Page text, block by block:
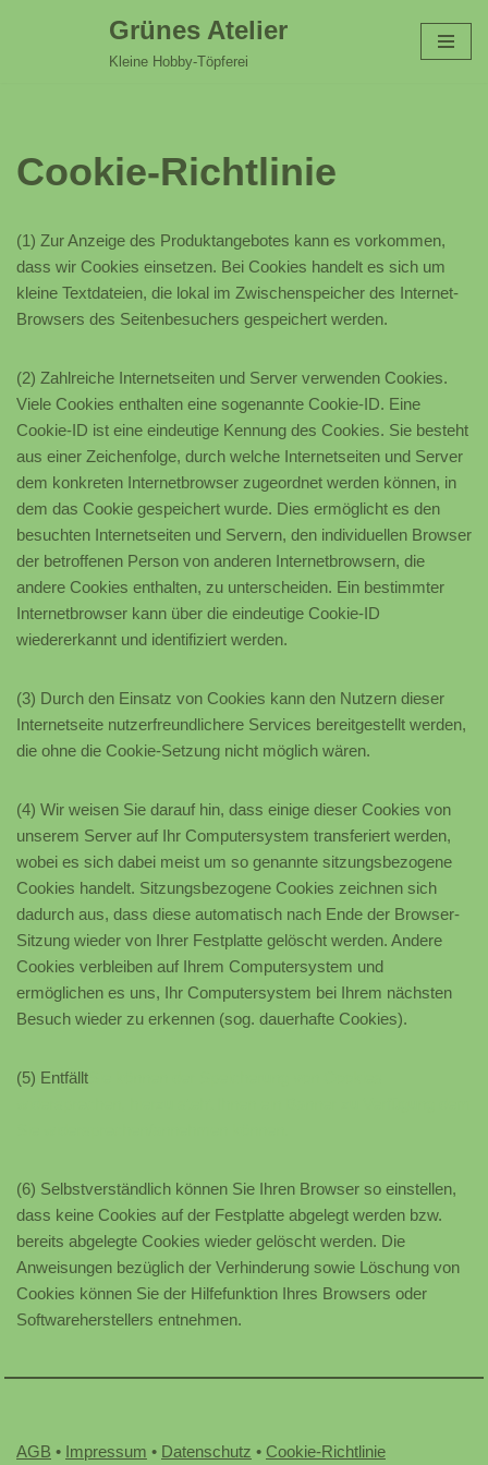
Grünes Atelier
Kleine Hobby-Töpferei
Cookie-Richtlinie
(1) Zur Anzeige des Produktangebotes kann es vorkommen,
dass wir Cookies einsetzen. Bei Cookies handelt es sich um
kleine Textdateien, die lokal im Zwischenspeicher des Internet-
Browsers des Seitenbesuchers gespeichert werden.
(2) Zahlreiche Internetseiten und Server verwenden Cookies.
Viele Cookies enthalten eine sogenannte Cookie-ID. Eine
Cookie-ID ist eine eindeutige Kennung des Cookies. Sie besteht
aus einer Zeichenfolge, durch welche Internetseiten und Server
dem konkreten Internetbrowser zugeordnet werden können, in
dem das Cookie gespeichert wurde. Dies ermöglicht es den
besuchten Internetseiten und Servern, den individuellen Browser
der betroffenen Person von anderen Internetbrowsern, die
andere Cookies enthalten, zu unterscheiden. Ein bestimmter
Internetbrowser kann über die eindeutige Cookie-ID
wiedererkannt und identifiziert werden.
(3) Durch den Einsatz von Cookies kann den Nutzern dieser
Internetseite nutzerfreundlichere Services bereitgestellt werden,
die ohne die Cookie-Setzung nicht möglich wären.
(4) Wir weisen Sie darauf hin, dass einige dieser Cookies von
unserem Server auf Ihr Computersystem transferiert werden,
wobei es sich dabei meist um so genannte sitzungsbezogene
Cookies handelt. Sitzungsbezogene Cookies zeichnen sich
dadurch aus, dass diese automatisch nach Ende der Browser-
Sitzung wieder von Ihrer Festplatte gelöscht werden. Andere
Cookies verbleiben auf Ihrem Computersystem und
ermöglichen es uns, Ihr Computersystem bei Ihrem nächsten
Besuch wieder zu erkennen (sog. dauerhafte Cookies).
(5) Entfällt
(6) Selbstverständlich können Sie Ihren Browser so einstellen,
dass keine Cookies auf der Festplatte abgelegt werden bzw.
bereits abgelegte Cookies wieder gelöscht werden. Die
Anweisungen bezüglich der Verhinderung sowie Löschung von
Cookies können Sie der Hilfefunktion Ihres Browsers oder
Softwareherstellers entnehmen.
AGB • Impressum • Datenschutz • Cookie-Richtlinie